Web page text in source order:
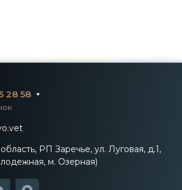
28 58
РП Заречье, ул. Луговая, д.1,
м. Озерная)